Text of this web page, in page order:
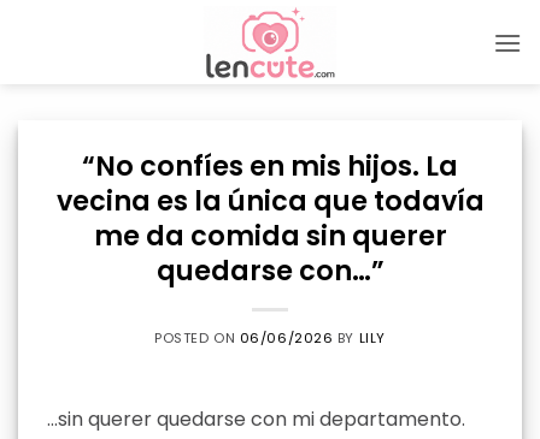
“No confíes en mis hijos. La
vecina es la única que todavía
me da comida sin querer
quedarse con…”
POSTED ON 06/06/2026 BY LILY
…sin querer quedarse con mi departamento.